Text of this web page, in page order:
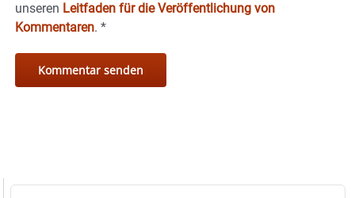
unseren Leitfaden für die Veröffentlichung von
Kommentaren. *